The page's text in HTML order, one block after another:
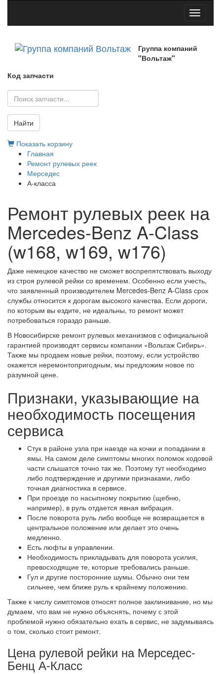
Toggle
Группа компаний
"Вольтаж"
Код запчасти
Найти
Показать корзину
Главная
Ремонт рулевых реек
Мерседес
А-класса
Ремонт рулевых реек на
Mercedes-Benz A-Class
(w168, w169, w176)
Даже немецкое качество не сможет воспрепятствовать выходу
из строя рулевой рейки со временем. Особенно если учесть,
что заявленный производителем Mercedes-Benz A-Class срок
службы относится к дорогам высокого качества. Если дороги,
по которым вы ездите, не идеальны, то ремонт может
потребоваться гораздо раньше.
В Новосибирске ремонт рулевых механизмов с официальной
гарантией производят сервисы компании «Вольтаж Сибирь».
Также мы продаем новые рейки, поэтому, если устройство
окажется неремонтопригодным, мы предложим новое по
разумной цене.
Признаки, указывающие на
необходимость посещения
сервиса
Стук в районе узла при наезде на кочки и попадании в
ямы. На самом деле симптомы многих поломок ходовой
части слышатся точно так же. Поэтому тут необходимо
либо подтверждение и другими признаками, либо
точная диагностика в сервисе.
При проезде по насыпному покрытию (щебню,
например), в руль отдается явная вибрация.
После поворота руль либо вообще не возвращается в
центральное положение или делает это очень
медленно.
Есть люфты в управлении.
Необходимость прикладывать для поворота усилия,
превосходящие те, которые требовались раньше.
Гул и другие посторонние шумы. Обычно они тем
сильнее, чем ближе руль к крайнему положению.
Также к числу симптомов относят полное заклинивание, но мы
думаем, что вам не нужно объяснять, почему с этой
проблемой нужно обязательно ехать в сервис, не задумываясь
о том, сколько стоит ремонт.
Цена рулевой рейки на Мерседес-
Бенц А-Класс